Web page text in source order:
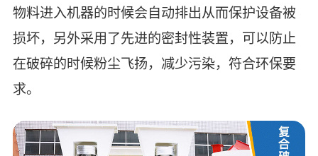
物料进入机器的时候会自动排出从而保护设备被
损坏，另外采用了先进的密封性装置，可以防止
在破碎的时候粉尘飞扬，减少污染，符合环保要
求。